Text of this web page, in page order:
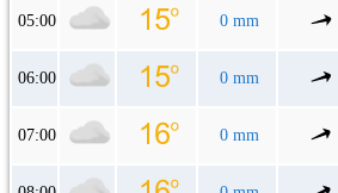
05:00 0 mm
06:00 0 mm
07:00 0 mm